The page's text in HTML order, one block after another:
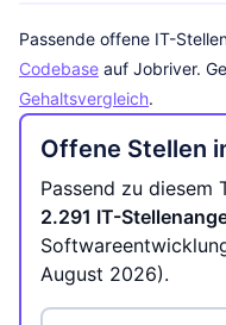
Passende offene IT-
Codebase auf Jobriver.
Gehaltsvergleich.
Offene Stellen
Passend zu diesem
2.291 IT-
August 2026).